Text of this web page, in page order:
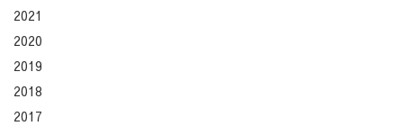
2021
2020
2019
2018
2017